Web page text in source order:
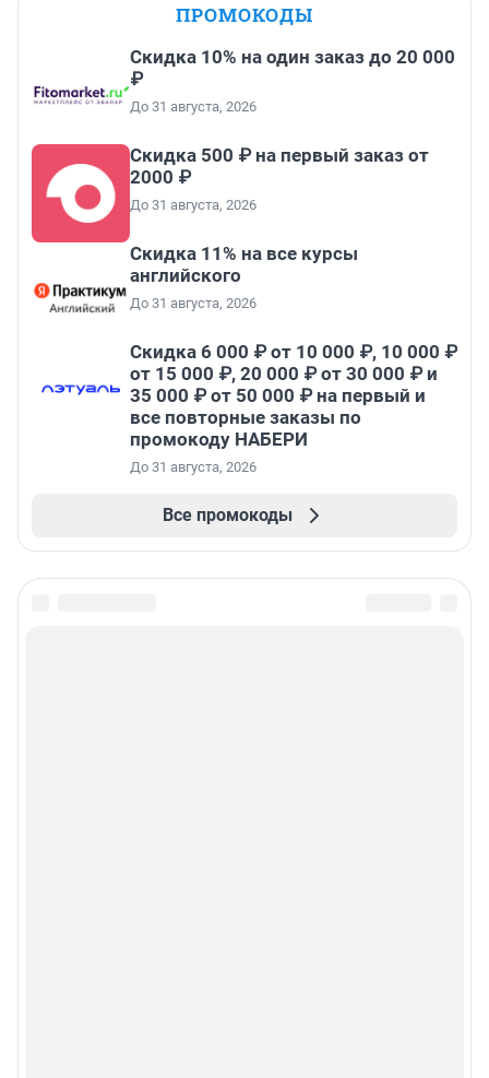
ПРОМОКОДЫ
Скидка 10% на один заказ до 20 000
₽
До 31 августа, 2026
Скидка 500 ₽ на первый заказ от
2000 ₽
До 31 августа, 2026
Скидка 11% на все курсы
английского
До 31 августа, 2026
Скидка 6 000 ₽ от 10 000 ₽, 10 000 ₽
от 15 000 ₽, 20 000 ₽ от 30 000 ₽ и
35 000 ₽ от 50 000 ₽ на первый и
все повторные заказы по
промокоду НАБЕРИ
До 31 августа, 2026
Все промокоды